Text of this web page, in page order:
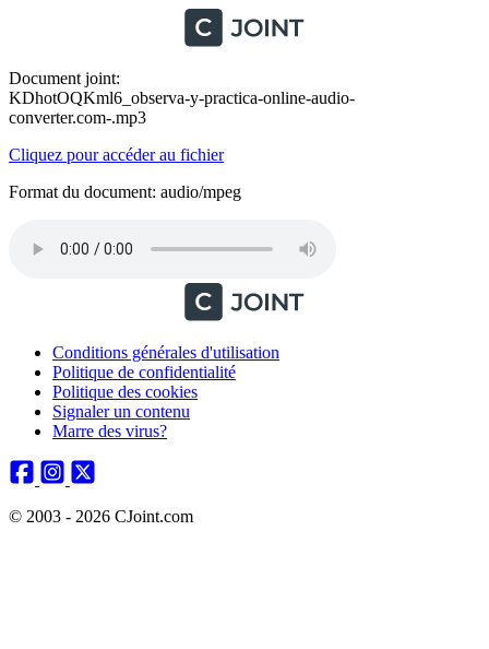
Document joint:
KDhotOQKml6_observa-y-practica-online-audio-
converter.com-.mp3
Cliquez pour accéder au fichier
Format du document: audio/mpeg
Conditions générales d'utilisation
Politique de confidentialité
Politique des cookies
Signaler un contenu
Marre des virus?
© 2003 - 2026 CJoint.com